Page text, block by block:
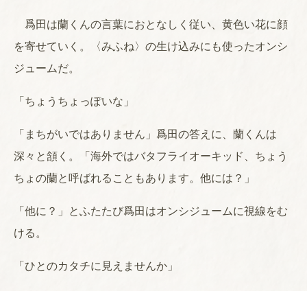
爲田は蘭くんの言葉におとなしく従い、黄色い花に顔
を寄せていく。〈みふね〉の生け込みにも使ったオンシ
ジュームだ。
「ちょうちょっぽいな」
「まちがいではありません」爲田の答えに、蘭くんは
深々と頷く。「海外ではバタフライオーキッド、ちょう
ちょの蘭と呼ばれることもあります。他には？」
「他に？」とふたたび爲田はオンシジュームに視線をむ
ける。
「ひとのカタチに見えませんか」